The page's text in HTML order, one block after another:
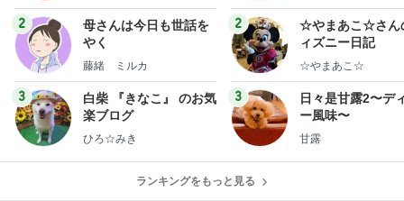
2
母さんは今日も世話を
やく
藤緒 ミルカ
3
白柴 『きなこ』 のお気
楽ブログ
ひろ☆みき
ログ
2
☆やまあこ☆さん
ィズニー日記
☆やまあこ☆
3
日々是甘露2〜デ
ー風味〜
甘露
ランキングをもっと見る